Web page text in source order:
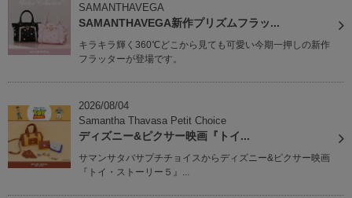
SAMANTHAVEGA
SAMANTHAVEGA新作プリズムフラッ...
キラキラ輝く360℃どこから見ても可愛い今期一押しの新作
フラッターが登場です。
2026/08/04
Samantha Thavasa Petit Choice
ディズニー&ピクサー映画『トイ...
サマンサタバサプチチョイスからディズニー&ピクサー映画
『トイ・ストーリー５』...